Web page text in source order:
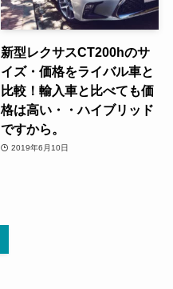
新型レクサスCT200hのサ
イズ・価格をライバル車と
比較！輸入車と比べても価
格は高い・・ハイブリッド
ですから。
2019年6月10日